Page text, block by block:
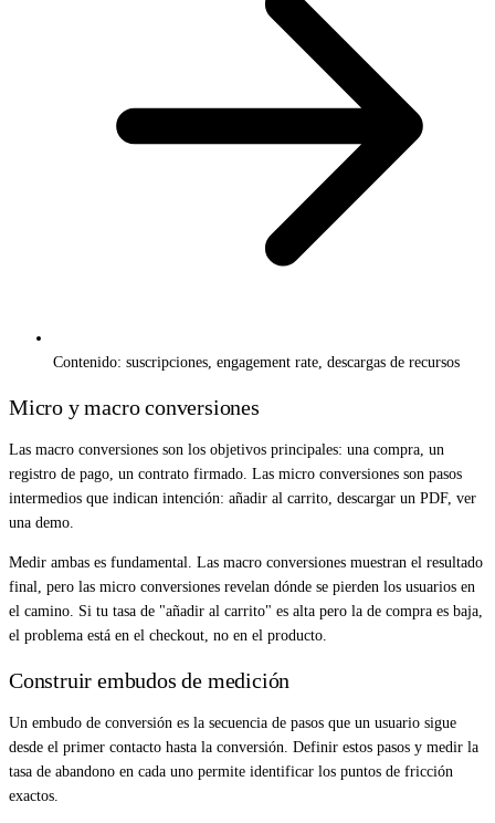
Contenido: suscripciones, engagement rate, descargas de recursos
Micro y macro conversiones
Las macro conversiones son los objetivos principales: una compra, un
registro de pago, un contrato firmado. Las micro conversiones son pasos
intermedios que indican intención: añadir al carrito, descargar un PDF, ver
una demo.
Medir ambas es fundamental. Las macro conversiones muestran el resultado
final, pero las micro conversiones revelan dónde se pierden los usuarios en
el camino. Si tu tasa de "añadir al carrito" es alta pero la de compra es baja,
el problema está en el checkout, no en el producto.
Construir embudos de medición
Un embudo de conversión es la secuencia de pasos que un usuario sigue
desde el primer contacto hasta la conversión. Definir estos pasos y medir la
tasa de abandono en cada uno permite identificar los puntos de fricción
exactos.